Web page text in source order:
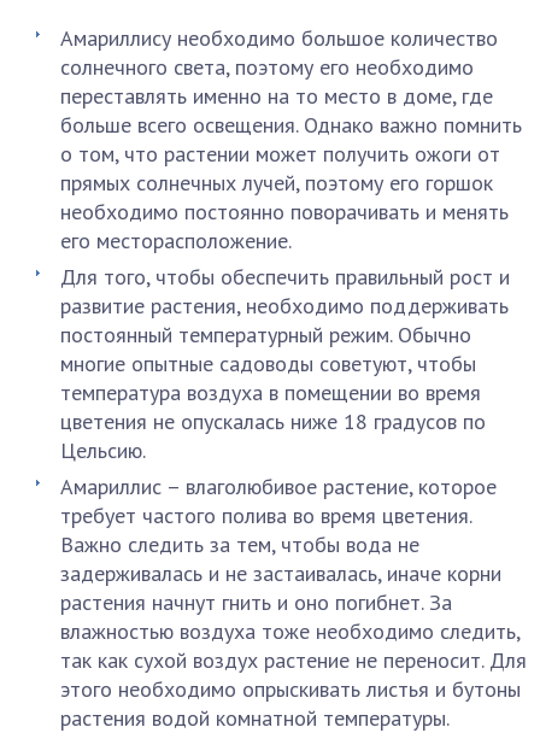
Амариллису необходимо большое количество
солнечного света, поэтому его необходимо
переставлять именно на то место в доме, где
больше всего освещения. Однако важно помнить
о том, что растении может получить ожоги от
прямых солнечных лучей, поэтому его горшок
необходимо постоянно поворачивать и менять
его месторасположение.
Для того, чтобы обеспечить правильный рост и
развитие растения, необходимо поддерживать
постоянный температурный режим. Обычно
многие опытные садоводы советуют, чтобы
температура воздуха в помещении во время
цветения не опускалась ниже 18 градусов по
Цельсию.
Амариллис – влаголюбивое растение, которое
требует частого полива во время цветения.
Важно следить за тем, чтобы вода не
задерживалась и не застаивалась, иначе корни
растения начнут гнить и оно погибнет. За
влажностью воздуха тоже необходимо следить,
так как сухой воздух растение не переносит. Для
этого необходимо опрыскивать листья и бутоны
растения водой комнатной температуры.